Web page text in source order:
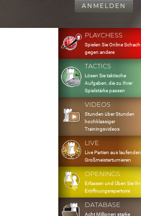
ANMELDEN
PLAYCHESS
Spielen Sie Online Schach
gegen andere
TACTICS
Lösen Sie taktische
Aufgaben, die zu Ihrer
Spielstärke passen
VIDEOS
Stunden über Stunden
hochklassiger
Trainingsvideos
LIVE
Live Partien aus laufenden
Großmeisterturnieren
OPENINGS
Erfassen und Üben Sie Ihr
Eröffnungsrepertoire
DATABASE
Acht Millionen starke